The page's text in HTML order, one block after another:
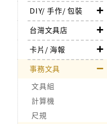
DIY/ 手作/ 包裝
台灣文具店
卡片/ 海報
事務文具
文具組
計算機
尺規